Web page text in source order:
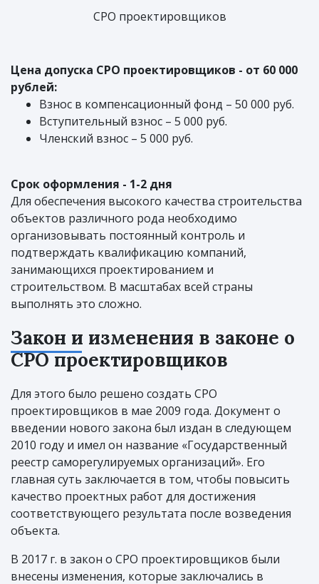
СРО проектировщиков
Цена допуска СРО проектировщиков - от 60 000
рублей:
Взнос в компенсационный фонд – 50 000 руб.
Вступительный взнос – 5 000 руб.
Членский взнос – 5 000 руб.
Срок оформления - 1-2 дня
Для обеспечения высокого качества строительства
объектов различного рода необходимо
организовывать постоянный контроль и
подтверждать квалификацию компаний,
занимающихся проектированием и
строительством. В масштабах всей страны
выполнять это сложно.
Закон и изменения в законе о
СРО проектировщиков
Для этого было решено создать СРО
проектировщиков в мае 2009 года. Документ о
введении нового закона был издан в следующем
2010 году и имел он название «Государственный
реестр саморегулируемых организаций». Его
главная суть заключается в том, чтобы повысить
качество проектных работ для достижения
соответствующего результата после возведения
объекта.
В 2017 г. в закон о СРО проектировщиков были
внесены изменения, которые заключались в